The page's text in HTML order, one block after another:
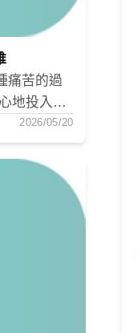
痛苦的過
地投入讀
比，所承
作讀書的
同時，確
過程中
難。 這
念，任
的心態來
最難的，
2026/05/20